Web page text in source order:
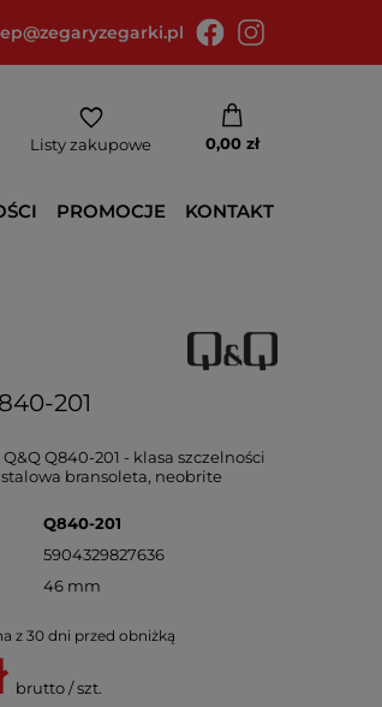
Listy zakupowe 0,00 zł
PROMOCJE KONTAKT
201
Q840-201 - klasa szczelności
bransoleta, neobrite
Q840-201
5904329827636
46 mm
z 30 dni przed obniżką
brutto/szt.